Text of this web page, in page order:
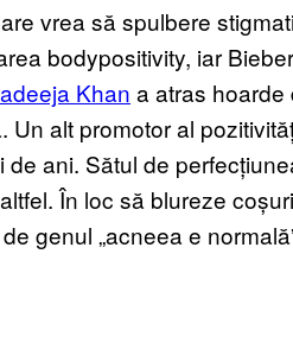
vrea să spulbere
bodypositivity, iar
Khan a atras hoarde
alt promotor al
de ani. Sătul de
În loc să blureze
genul „acneea e